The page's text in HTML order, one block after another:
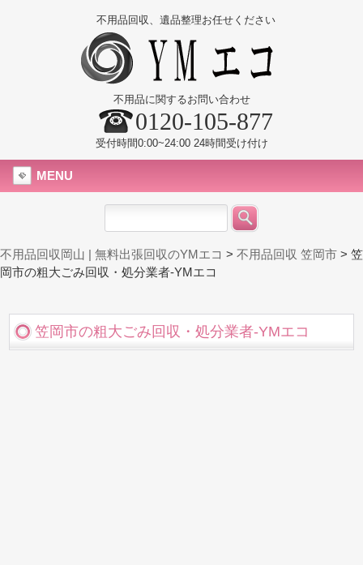
不用品回収、遺品整理お任せください
不用品に関するお問い合わせ
0120-105-877
受付時間0:00~24:00 24時間受け付け
MENU
不用品回収岡山 | 無料出張回収のYMエコ > 不用品回収 笠岡市 > 笠
岡市の粗大ごみ回収・処分業者-YMエコ
笠岡市の粗大ごみ回収・処分業者-YMエコ